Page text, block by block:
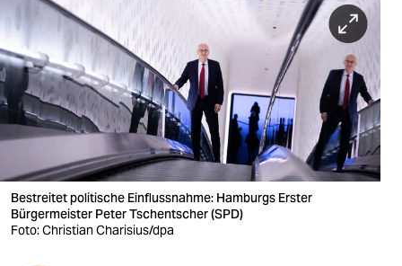
berlin
nord
wahrheit
verlag
verlag
veranstaltungen
Bestreitet politische Einflussnahme: Hamburgs Erster
Bürgermeister Peter Tschentscher (SPD)
Foto: Christian Charisius/dpa